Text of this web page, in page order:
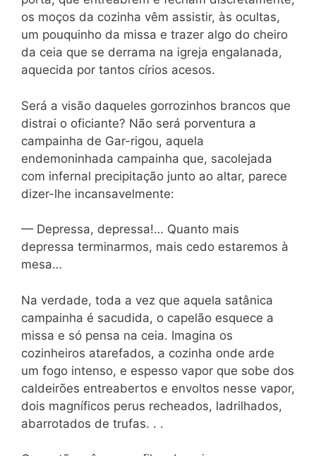
os moços da cozinha vêm assistir, às ocultas,
um pouquinho da missa e trazer algo do cheiro
da ceia que se derrama na igreja engalanada,
aquecida por tantos círios acesos.
Será a visão daqueles gorrozinhos brancos que
distrai o oficiante? Não será porventura a
campainha de Gar-rigou, aquela
endemoninhada campainha que, sacolejada
com infernal precipitação junto ao altar, parece
dizer-lhe incansavelmente:
— Depressa, depressa!… Quanto mais
depressa terminarmos, mais cedo estaremos à
mesa…
Na verdade, toda a vez que aquela satânica
campainha é sacudida, o capelão esquece a
missa e só pensa na ceia. Imagina os
cozinheiros atarefados, a cozinha onde arde
um fogo intenso, e espesso vapor que sobe dos
caldeirões entreabertos e envoltos nesse vapor,
dois magníficos perus recheados, ladrilhados,
abarrotados de trufas. . .